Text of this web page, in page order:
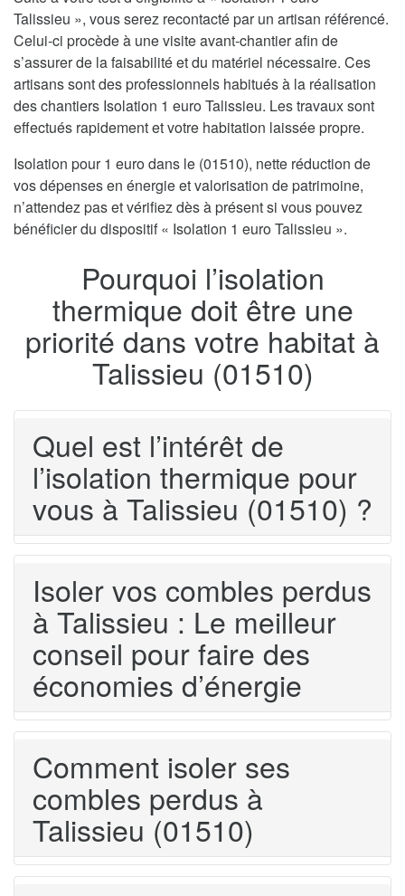
Talissieu », vous serez recontacté par un artisan référencé.
Celui-ci procède à une visite avant-chantier afin de
s’assurer de la faisabilité et du matériel nécessaire. Ces
artisans sont des professionnels habitués à la réalisation
des chantiers Isolation 1 euro Talissieu. Les travaux sont
effectués rapidement et votre habitation laissée propre.
Isolation pour 1 euro dans le (01510), nette réduction de
vos dépenses en énergie et valorisation de patrimoine,
n’attendez pas et vérifiez dès à présent si vous pouvez
bénéficier du dispositif « Isolation 1 euro Talissieu ».
Pourquoi l’isolation
thermique doit être une
priorité dans votre habitat à
Talissieu (01510)
Quel est l’intérêt de
l’isolation thermique pour
vous à Talissieu (01510) ?
Isoler vos combles perdus
à Talissieu : Le meilleur
conseil pour faire des
économies d’énergie
Comment isoler ses
combles perdus à
Talissieu (01510)